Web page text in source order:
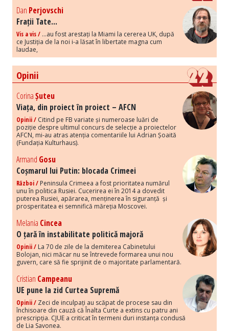
Dan Perjovschi
Frații Tate...
Vis a vis / ...au fost arestați la Miami la cererea UK, după
ce Justiția de la noi i-a lăsat în libertate magna cum
laudae,
Opinii
CorinaȘuteu
Viața, din proiect în proiect – AFCN
Opinii / Citind pe FB variate și numeroase luări de
poziție despre ultimul concurs de selecție a proiectelor
AFCN, mi-au atras atenția comentariile lui Adrian Șoaită
(Fundația Kulturhaus).
Armand Gosu
Coșmarul lui Putin: blocada Crimeei
Război / Peninsula Crimeea a fost prioritatea numărul
unu în politica Rusiei. Cucerirea ei în 2014 a dovedit
puterea Rusiei, apărarea, menținerea în siguranță și
prosperitatea ei semnifică măreția Moscovei.
Melania Cincea
O țară în instabilitate politică majoră
Opinii / La 70 de zile de la demiterea Cabinetului
Bolojan, nici măcar nu se întrevede formarea unui nou
guvern, care să fie sprijinit de o majoritate parlamentară.
Cristian Campeanu
UE pune la zid Curtea Supremă
Opinii / Zeci de inculpați au scăpat de procese sau din
închisoare din cauză că Înalta Curte a extins cu patru ani
prescripția. CJUE a criticat în termeni duri instanța condusă
de Lia Savonea.